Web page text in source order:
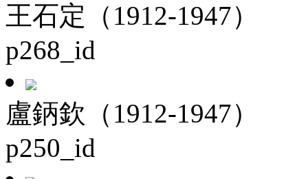
王石定（1912-1947）
p268_id
盧鈵欽（1912-1947）
p250_id